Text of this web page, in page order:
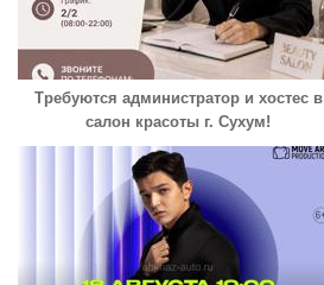
Требуются администратор и хостес в
салон красоты г. Сухум!